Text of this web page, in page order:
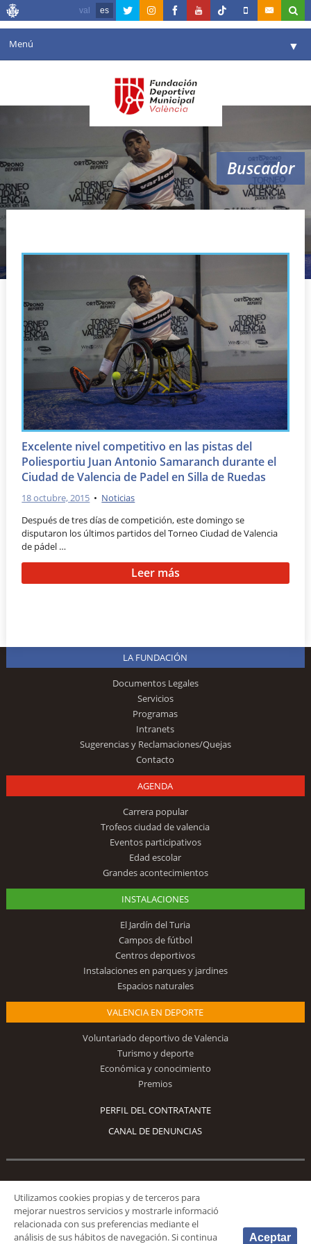
val es
Menú ▼
Agenda
Comunicación ▼
Valencia en deporte
Buscador
Silla ruedas
Excelente nivel competitivo en las pistas del
Poliesportiu Juan Antonio Samaranch durante el
Ciudad de Valencia de Padel en Silla de Ruedas
18 octubre, 2015 • Noticias
Después de tres días de competición, este domingo se
disputaron los últimos partidos del Torneo Ciudad de Valencia
de pádel …
Leer más
LA FUNDACIÓN
Documentos Legales
Servicios
Programas
Intranets
Sugerencias y Reclamaciones/Quejas
Contacto
AGENDA
Carrera popular
Trofeos ciudad de valencia
Eventos participativos
Edad escolar
Grandes acontecimientos
INSTALACIONES
El Jardín del Turia
Campos de fútbol
Centros deportivos
Instalaciones en parques y jardines
Espacios naturales
VALENCIA EN DEPORTE
Voluntariado deportivo de Valencia
Turismo y deporte
Económica y conocimiento
Premios
PERFIL DEL CONTRATANTE
CANAL DE DENUNCIAS
Síguenos
Utilizamos cookies propias y de terceros para
mejorar nuestros servicios y mostrarle informació
relacionada con sus preferencias mediante el
análisis de sus hábitos de navegación. Si continua
Aceptar